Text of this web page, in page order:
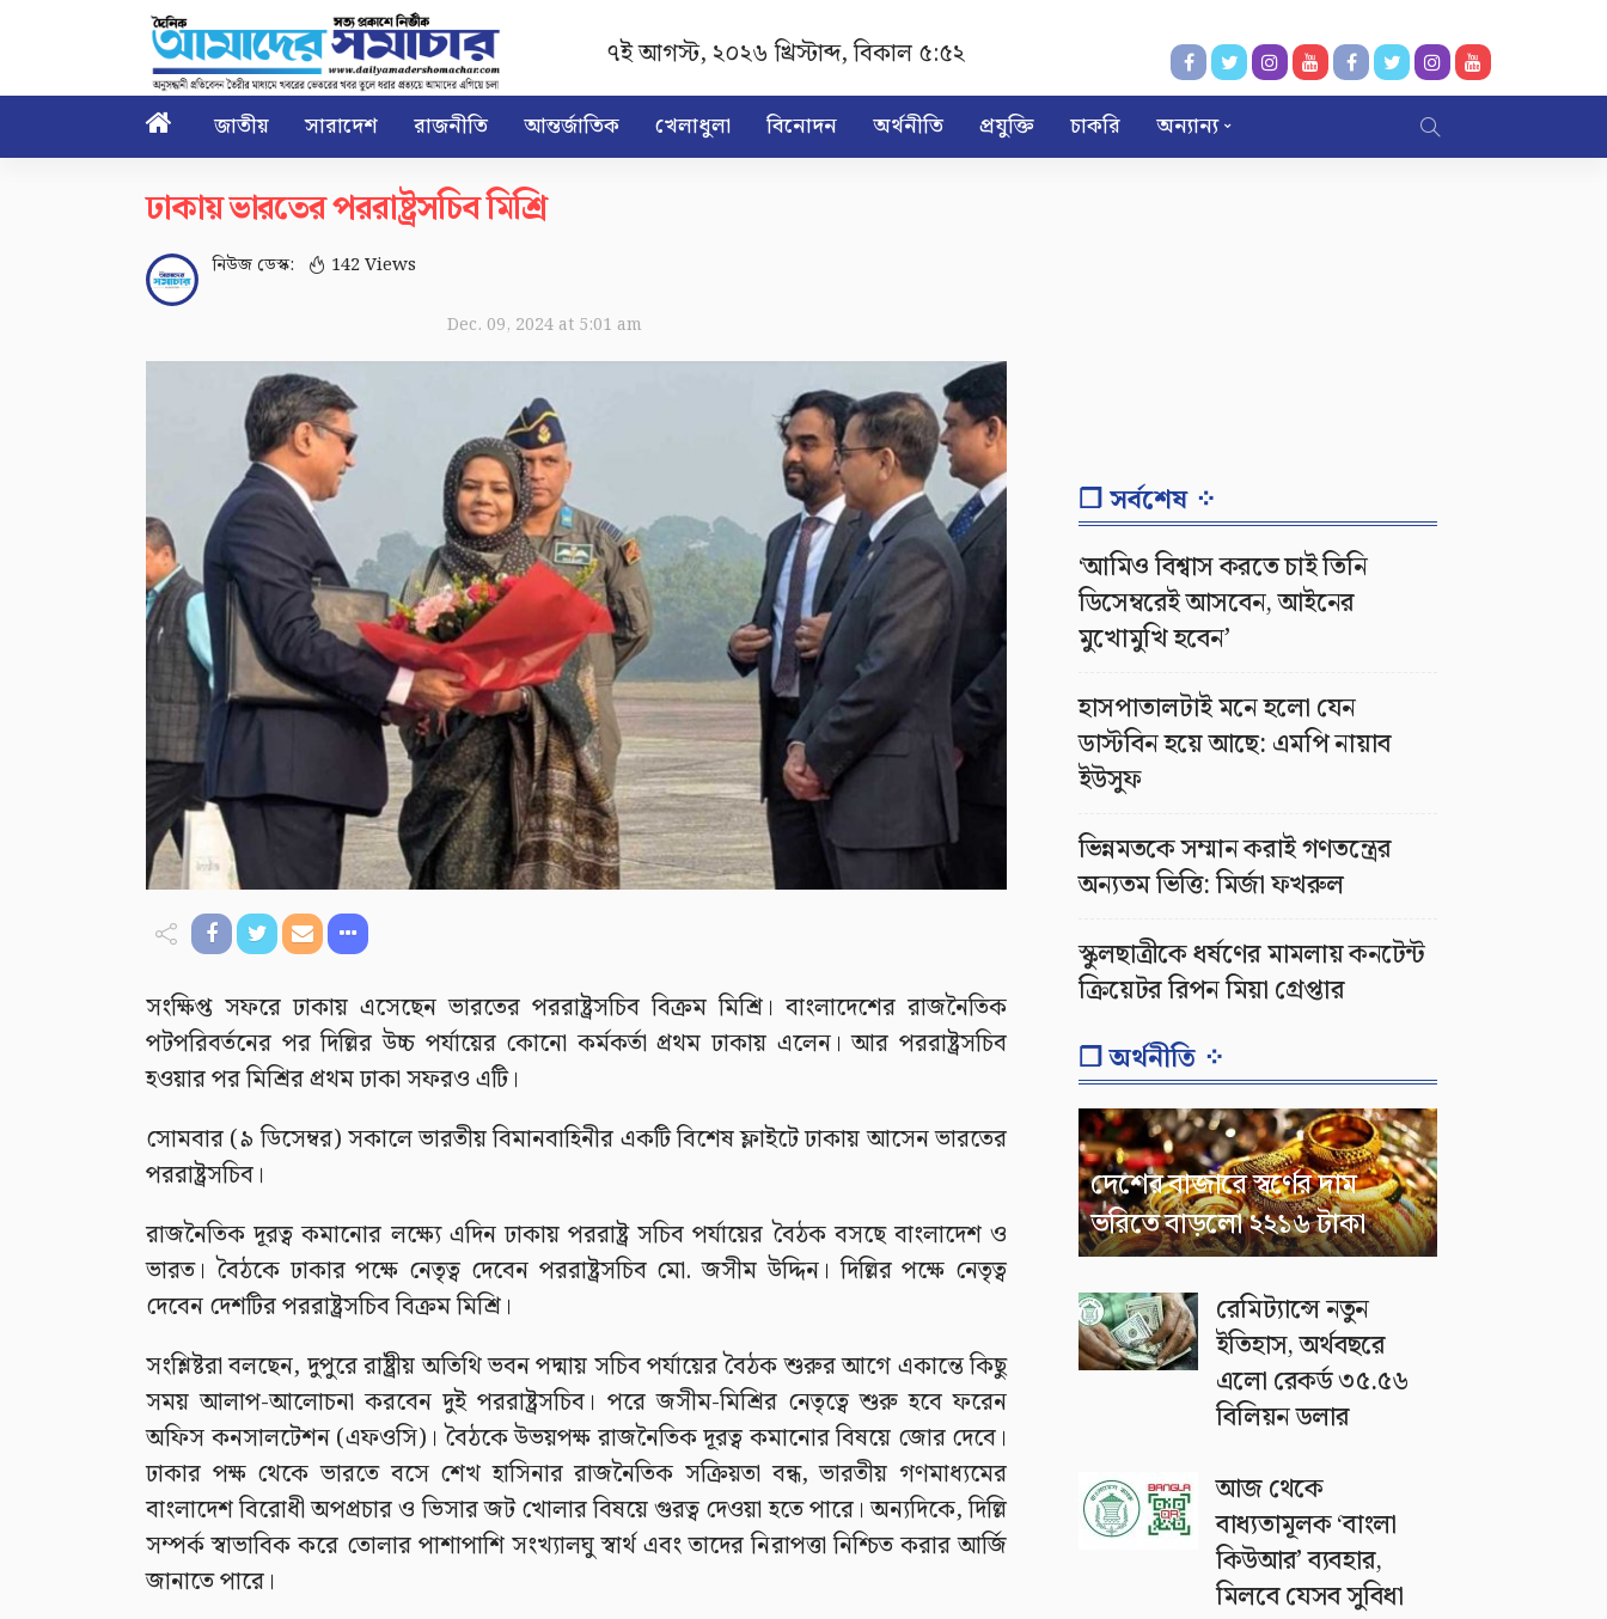
৭ই আগস্ট, ২০২৬ খ্রিস্টাব্দ,বিকাল ৫:৫২
 জাতীয় সারাদেশ রাজনীতি আন্তর্জাতিক খেলাধুলা বিনোদন অর্থনীতি প্রযুক্তি চাকরি অন্যান্য
ঢাকায় ভারতের পররাষ্ট্রসচিব মিশ্রি
নিউজ ডেস্ক: 142 Views
Dec. 09, 2024 at 5:01 am
সংক্ষিপ্ত সফরে ঢাকায় এসেছেন ভারতের পররাষ্ট্রসচিব বিক্রম মিশ্রি। বাংলাদেশের রাজনৈতিক
পটপরিবর্তনের পর দিল্লির উচ্চ পর্যায়ের কোনো কর্মকর্তা প্রথম ঢাকায় এলেন। আর পররাষ্ট্রসচিব
হওয়ার পর মিশ্রির প্রথম ঢাকা সফরও এটি।
সোমবার (৯ ডিসেম্বর) সকালে ভারতীয় বিমানবাহিনীর একটি বিশেষ ফ্লাইটে ঢাকায় আসেন ভারতের
পররাষ্ট্রসচিব।
রাজনৈতিক দূরত্ব কমানোর লক্ষ্যে এদিন ঢাকায় পররাষ্ট্র সচিব পর্যায়ের বৈঠক বসছে বাংলাদেশ ও
ভারত। বৈঠকে ঢাকার পক্ষে নেতৃত্ব দেবেন পররাষ্ট্রসচিব মো. জসীম উদ্দিন। দিল্লির পক্ষে নেতৃত্ব
দেবেন দেশটির পররাষ্ট্রসচিব বিক্রম মিশ্রি।
সংশ্লিষ্টরা বলছেন, দুপুরে রাষ্ট্রীয় অতিথি ভবন পদ্মায় সচিব পর্যায়ের বৈঠক শুরুর আগে একান্তে কিছু
সময় আলাপ-আলোচনা করবেন দুই পররাষ্ট্রসচিব। পরে জসীম-মিশ্রির নেতৃত্বে শুরু হবে ফরেন
অফিস কনসালটেশন (এফওসি)। বৈঠকে উভয়পক্ষ রাজনৈতিক দূরত্ব কমানোর বিষয়ে জোর দেবে।
ঢাকার পক্ষ থেকে ভারতে বসে শেখ হাসিনার রাজনৈতিক সক্রিয়তা বন্ধ, ভারতীয় গণমাধ্যমের
বাংলাদেশ বিরোধী অপপ্রচার ও ভিসার জট খোলার বিষয়ে গুরত্ব দেওয়া হতে পারে। অন্যদিকে, দিল্লি
সম্পর্ক স্বাভাবিক করে তোলার পাশাপাশি সংখ্যালঘু স্বার্থ এবং তাদের নিরাপত্তা নিশ্চিত করার আর্জি
জানাতে পারে।
❐ সর্বশেষ ⁘
‘আমিও বিশ্বাস করতে চাই তিনি
ডিসেম্বরেই আসবেন, আইনের
মুখোমুখি হবেন’
হাসপাতালটাই মনে হলো যেন
ডাস্টবিন হয়ে আছে: এমপি নায়াব
ইউসুফ
ভিন্নমতকে সম্মান করাই গণতন্ত্রের
অন্যতম ভিত্তি: মির্জা ফখরুল
স্কুলছাত্রীকে ধর্ষণের মামলায় কনটেন্ট
ক্রিয়েটর রিপন মিয়া গ্রেপ্তার
❐ অর্থনীতি ⁘
দেশের বাজারে স্বর্ণের দাম
ভরিতে বাড়লো ২২১৬ টাকা
রেমিট্যান্সে নতুন
ইতিহাস, অর্থবছরে
এলো রেকর্ড ৩৫.৫৬
বিলিয়ন ডলার
আজ থেকে
বাধ্যতামূলক ‘বাংলা
কিউআর’ ব্যবহার,
মিলবে যেসব সুবিধা